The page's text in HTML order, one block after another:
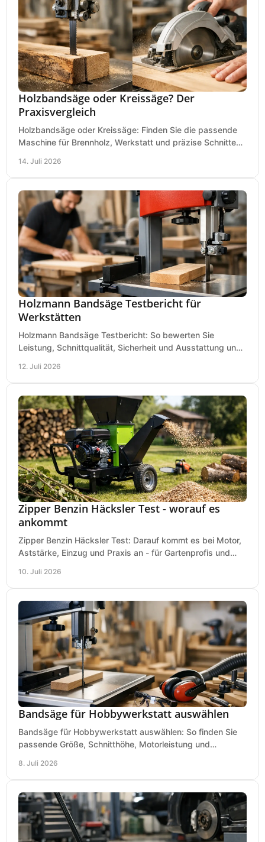
Holzbandsäge oder Kreissäge? Der
Praxisvergleich
Holzbandsäge oder Kreissäge: Finden Sie die passende
Maschine für Brennholz, Werkstatt und präzise Schnitte
14. Juli 2026
Holzmann Bandsäge Testbericht für
Werkstätten
Holzmann Bandsäge Testbericht: So bewerten Sie
Leistung, Schnittqualität, Sicherheit und Ausstattung und
12. Juli 2026
Zipper Benzin Häcksler Test - worauf es
ankommt
Zipper Benzin Häcksler Test: Darauf kommt es bei Motor,
Aststärke, Einzug und Praxis an - für Gartenprofis und
10. Juli 2026
Bandsäge für Hobbywerkstatt auswählen
Bandsäge für Hobbywerkstatt auswählen: So finden Sie
passende Größe, Schnitthöhe, Motorleistung und
8. Juli 2026